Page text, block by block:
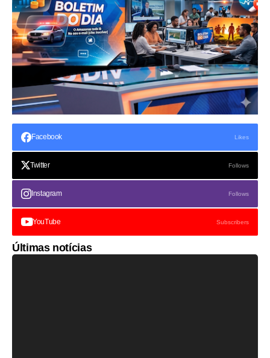
Facebook Likes
Twitter Follows
Instagram Follows
YouTube Subscribers
Últimas notícias